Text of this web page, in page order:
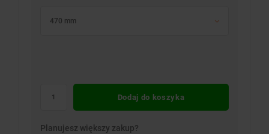
470 mm
Dodaj do koszyka
Planujesz większy zakup?